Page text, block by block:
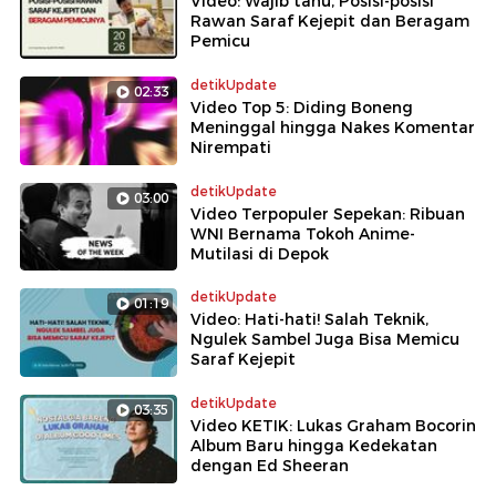
Rawan Saraf Kejepit dan Beragam
Pemicu
02:33 detikUpdate
Video Top 5: Diding Boneng
Meninggal hingga Nakes Komentar
Nirempati
03:00 detikUpdate
Video Terpopuler Sepekan: Ribuan
WNI Bernama Tokoh Anime-
Mutilasi di Depok
01:19 detikUpdate
Video: Hati-hati! Salah Teknik,
Ngulek Sambel Juga Bisa Memicu
Saraf Kejepit
03:35 detikUpdate
Video KETIK: Lukas Graham Bocorin
Album Baru hingga Kedekatan
dengan Ed Sheeran